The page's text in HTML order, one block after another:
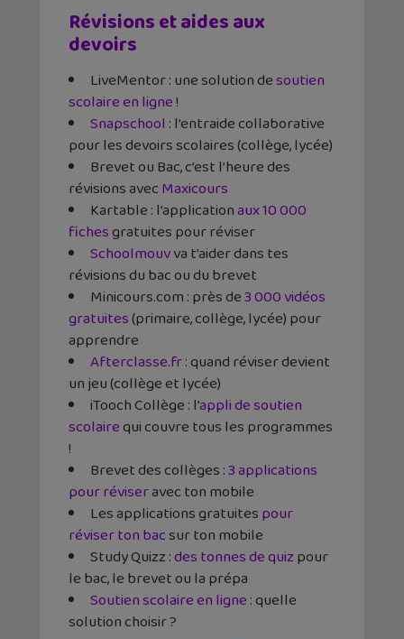
Révisions et aides aux
devoirs
LiveMentor : une solution desoutien
scolaire en ligne!
Snapschool : l’entraide collaborative
pour les devoirs scolaires (collège, lycée)
Brevet ou Bac, c’est l’heure des
révisions avecMaxicours
Kartable : l’applicationaux 10 000
fichesgratuites pour réviser
Schoolmouvva t’aider dans tes
révisions du bac ou du brevet
Minicours.com : près de3 000 vidéos
gratuites(primaire, collège, lycée) pour
apprendre
Afterclasse.fr: quand réviser devient
un jeu (collège et lycée)
iTooch Collège : l’appli de soutien
scolairequi couvre tous les programmes
!
Brevet des collèges :3 applications
pour réviseravec ton mobile
Les applications gratuitespour
réviser ton bacsur ton mobile
Study Quizz :des tonnes de quizpour
le bac, le brevet ou la prépa
Soutien scolaire en ligne: quelle
solution choisir ?